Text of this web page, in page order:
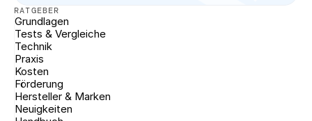
RATGEBER
Grundlagen
Tests & Vergleiche
Technik
Praxis
Kosten
Förderung
Hersteller & Marken
Neuigkeiten